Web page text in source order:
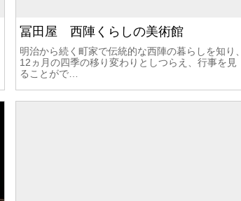
冨田屋 西陣くらしの美術館
明治から続く町家で伝統的な西陣の暮らしを知り、
12ヵ月の四季の移り変わりとしつらえ、行事を見
ることがで…